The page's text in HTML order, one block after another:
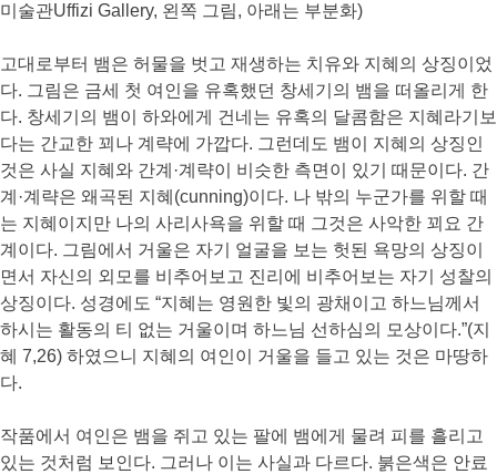
미술관Uffizi Gallery, 왼쪽 그림, 아래는 부분화)
고대로부터 뱀은 허물을 벗고 재생하는 치유와 지혜의 상징이었
다. 그림은 금세 첫 여인을 유혹했던 창세기의 뱀을 떠올리게 한
다. 창세기의 뱀이 하와에게 건네는 유혹의 달콤함은 지혜라기보
다는 간교한 꾀나 계략에 가깝다. 그런데도 뱀이 지혜의 상징인
것은 사실 지혜와 간계·계략이 비슷한 측면이 있기 때문이다. 간
계·계략은 왜곡된 지혜(cunning)이다. 나 밖의 누군가를 위할 때
는 지혜이지만 나의 사리사욕을 위할 때 그것은 사악한 꾀요 간
계이다. 그림에서 거울은 자기 얼굴을 보는 헛된 욕망의 상징이
면서 자신의 외모를 비추어보고 진리에 비추어보는 자기 성찰의
상징이다. 성경에도 “지혜는 영원한 빛의 광채이고 하느님께서
하시는 활동의 티 없는 거울이며 하느님 선하심의 모상이다.”(지
혜 7,26) 하였으니 지혜의 여인이 거울을 들고 있는 것은 마땅하
다.
작품에서 여인은 뱀을 쥐고 있는 팔에 뱀에게 물려 피를 흘리고
있는 것처럼 보인다. 그러나 이는 사실과 다르다. 붉은색은 안료